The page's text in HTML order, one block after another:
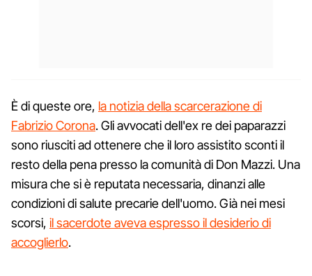
È di queste ore, la notizia della scarcerazione di
Fabrizio Corona. Gli avvocati dell'ex re dei paparazzi
sono riusciti ad ottenere che il loro assistito sconti il
resto della pena presso la comunità di Don Mazzi. Una
misura che si è reputata necessaria, dinanzi alle
condizioni di salute precarie dell'uomo. Già nei mesi
scorsi, il sacerdote aveva espresso il desiderio di
accoglierlo.